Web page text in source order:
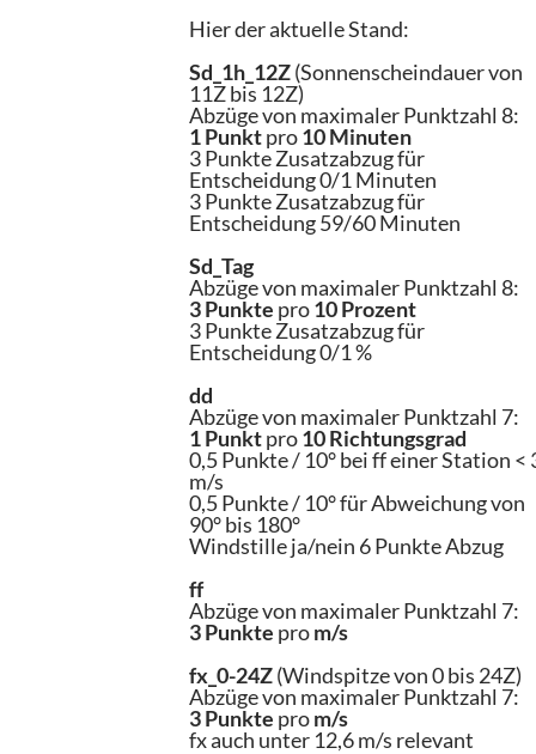
Hier der aktuelle Stand:
Sd_1h_12Z(Sonnenscheindauer von
11Z bis 12Z)
Abzüge von maximaler Punktzahl 8:
1 Punktpro10 Minuten
3 Punkte Zusatzabzug für
Entscheidung 0/1 Minuten
3 Punkte Zusatzabzug für
Entscheidung 59/60 Minuten
Sd_Tag
Abzüge von maximaler Punktzahl 8:
3 Punkte pro10 Prozent
3 Punkte Zusatzabzug für
Entscheidung 0/1 %
dd
Abzüge von maximaler Punktzahl 7:
1 Punktpro10 Richtungsgrad
0,5 Punkte / 10° bei ff einer Station <
m/s
0,5 Punkte / 10° für Abweichung von
90° bis 180°
Windstille ja/nein 6 Punkte Abzug
ff
Abzüge von maximaler Punktzahl 7:
3 Punkte prom/s
fx_0-24Z(Windspitze von 0 bis 24Z)
Abzüge von maximaler Punktzahl 7:
3 Punkte prom/s
fx auch unter 12,6 m/s relevant